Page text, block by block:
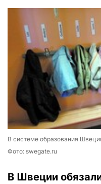
В системе образования
Фото: swegate.ru
В Швеции